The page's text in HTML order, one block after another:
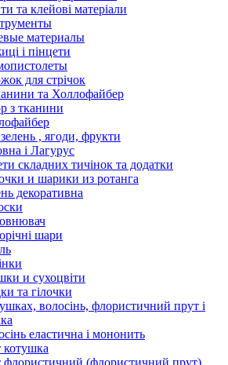
та клейові матеріали
материалы
і пінцети
для стрічок
та Холлофайбер
з тканини
, ягоди, фрукти
і Лагурус
складних тичінок та додатки
и шарики из ротанга
декоративна
шари
и сухоцвіти
та гілочки
волосінь, флористичний прут і
еластична і мононить
котушка
флористичний (флористичний прут)